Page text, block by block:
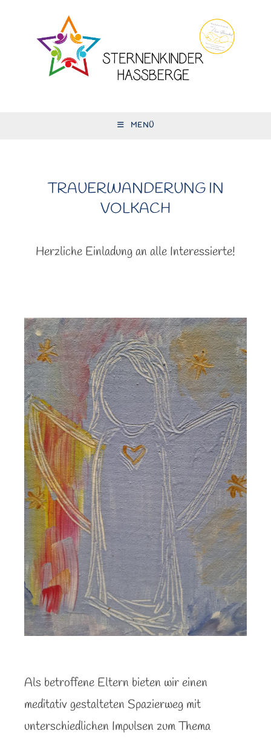
MENÜ
TRAUERWANDERUNG IN
VOLKACH
Herzliche Einladung an alle Interessierte!
Als betroffene Eltern bieten wir einen
meditativ gestalteten Spazierweg mit
unterschiedlichen Impulsen zum Thema